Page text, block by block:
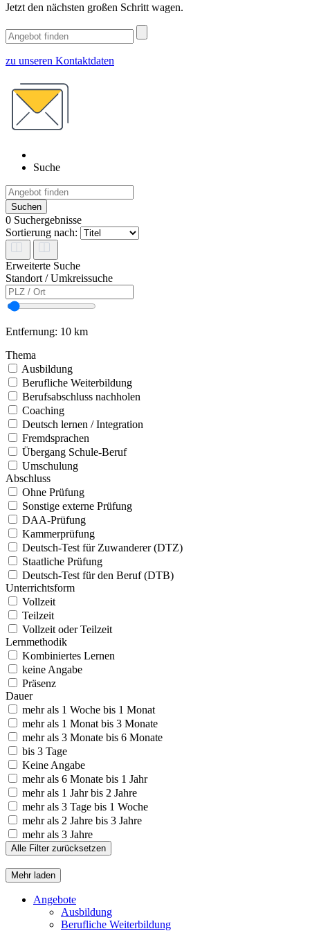
Jetzt den nächsten großen Schritt wagen.
zu unseren Kontaktdaten
Suche
Suchen
0 Suchergebnisse
Sortierung nach:
Erweiterte Suche
Standort / Umkreissuche
Entfernung: 10 km
Thema
Ausbildung
Berufliche Weiterbildung
Berufsabschluss nachholen
Coaching
Deutsch lernen / Integration
Fremdsprachen
Übergang Schule-Beruf
Umschulung
Abschluss
Ohne Prüfung
Sonstige externe Prüfung
DAA-Prüfung
Kammerprüfung
Deutsch-Test für Zuwanderer (DTZ)
Staatliche Prüfung
Deutsch-Test für den Beruf (DTB)
Unterrichtsform
Vollzeit
Teilzeit
Vollzeit oder Teilzeit
Lernmethodik
Kombiniertes Lernen
keine Angabe
Präsenz
Dauer
mehr als 1 Woche bis 1 Monat
mehr als 1 Monat bis 3 Monate
mehr als 3 Monate bis 6 Monate
bis 3 Tage
Keine Angabe
mehr als 6 Monate bis 1 Jahr
mehr als 1 Jahr bis 2 Jahre
mehr als 3 Tage bis 1 Woche
mehr als 2 Jahre bis 3 Jahre
mehr als 3 Jahre
Alle Filter zurücksetzen
Mehr laden
Angebote
Ausbildung
Berufliche Weiterbildung